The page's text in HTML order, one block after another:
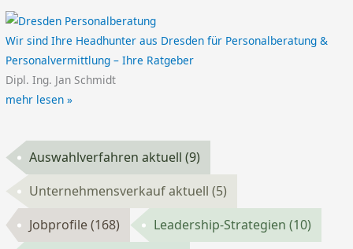
Wir sind Ihre Headhunter aus Dresden für Personalberatung &
Personalvermittlung – Ihre Ratgeber
Dipl. Ing. Jan Schmidt
mehr lesen »
Auswahlverfahren aktuell(9)
Unternehmensverkauf aktuell(5)
Jobprofile(168) Leadership-Strategien(10)